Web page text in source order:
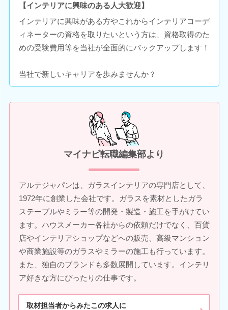
【インテリアに興味のある人大歓迎】
インテリアに興味がある方やこれからインテリアコーデ
ィネーターの資格を取りたいという方は、資格取得のた
めの受験費用等を当社が全面的にバックアップします！
当社で新しいキャリアを歩みませんか？
マイナビ転職編集部より
アルテジャパンは、ガラスインテリアの専門店として、
1972年に創業した会社です。ガラスを素材としたガラ
ステーブルやミラー等の開発・製造・施工を手がけてい
ます。ハウスメーカー各社からの依頼だけでなく、百貨
店やインテリアショップなどへの販売、高級マンション
や商業施設等のガラスやミラーの施工も行っています。
また、独自のブランドも多数展開しています。インテリ
ア好きな方にぴったりの仕事です。
取材担当者からみたこの求人に